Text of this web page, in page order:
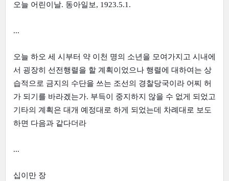
오늘 어린이날. 동아일보, 1923.5.1.
...
오늘 하오 세 시부터 약 이천 명의 소년을 모여가지고 시내에
서 굉장히 선전행렬을 할 계획이었으나 행렬에 대하여는 상
습적으로 금지의 수단을 쓰는 조선의 경찰당국이라 어찌 허
가 되기를 바라겠는가. 부득이 중지하지 않을 수 없게 되었고
기타의 계획은 대개 예정대로 하게 되었는데 차례대로 보도
하면 다음과 같다더라
...
십이만 장